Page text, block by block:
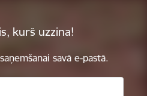
kurš uzzina!
savā e-pastā.